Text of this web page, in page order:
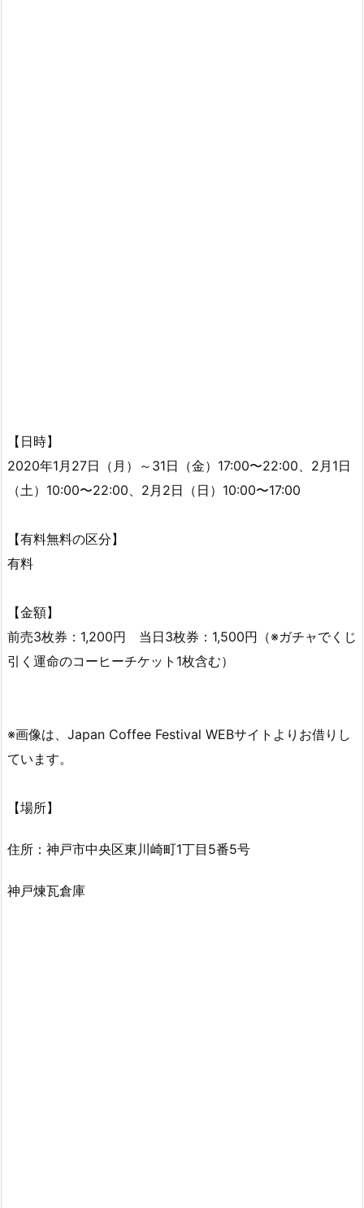
【日時】
2020年1月27日（月）～31日（金）17:00〜22:00、2月1日
（土）10:00〜22:00、2月2日（日）10:00〜17:00
【有料無料の区分】
有料
【金額】
前売3枚券：1,200円 当日3枚券：1,500円（※ガチャでくじ
引く運命のコーヒーチケット1枚含む）
※画像は、Japan Coffee Festival WEBサイトよりお借りし
ています。
【場所】
住所：神戸市中央区東川崎町1丁目5番5号
神戸煉瓦倉庫